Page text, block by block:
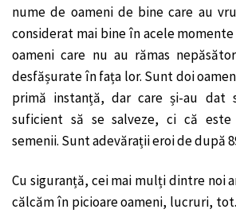
nume de oameni de bine care au
considerat mai bine în acele
oameni care nu au rămas
desfășurate în fața lor. Sunt doi
primă instanță, dar care și-au dat
suficient să se salveze, ci că este
semenii. Sunt adevărații eroi de după
Cu siguranță, cei mai mulți dintre noi
călcăm în picioare oameni, lucruri,